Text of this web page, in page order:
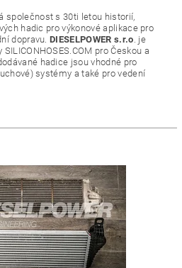
společnost s 30ti letou historií,
hadic pro výkonové aplikace pro
dopravu.DIESELPOWER s.r.o. je
pro Českou a
hadice jsou vhodné pro
systémy a také pro vedení